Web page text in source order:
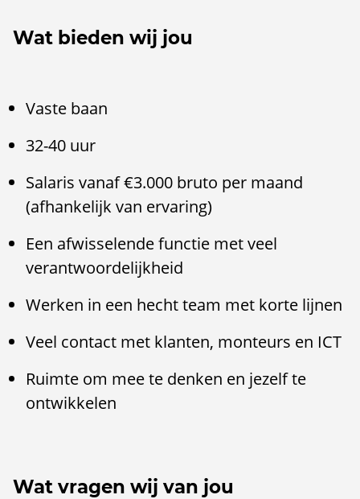
Wat bieden wij jou
Vaste baan
32-40 uur
Salaris vanaf €3.000 bruto per maand
(afhankelijk van ervaring)
Een afwisselende functie met veel
verantwoordelijkheid
Werken in een hecht team met korte lijnen
Veel contact met klanten, monteurs en ICT
Ruimte om mee te denken en jezelf te
ontwikkelen
Wat vragen wij van jou